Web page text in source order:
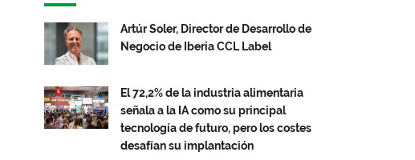
Artúr Soler, Director de Desarrollo de
Negocio de Iberia CCL Label
El 72,2% de la industria alimentaria
señala a la IA como su principal
tecnología de futuro, pero los costes
desafían su implantación